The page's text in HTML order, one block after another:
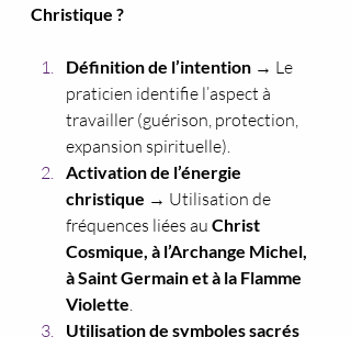
Christique ?
Définition de l’intention → Le
praticien identifie l’aspect à
travailler (guérison, protection,
expansion spirituelle).
Activation de l’énergie
christique → Utilisation de
fréquences liées au Christ
Cosmique, à l’Archange Michel,
à Saint Germain et à la Flamme
Violette
Utilisation de symboles sacrés